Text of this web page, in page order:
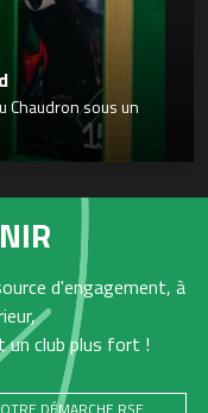
Chaudron sous un
d'engagement, à
un club plus fort !